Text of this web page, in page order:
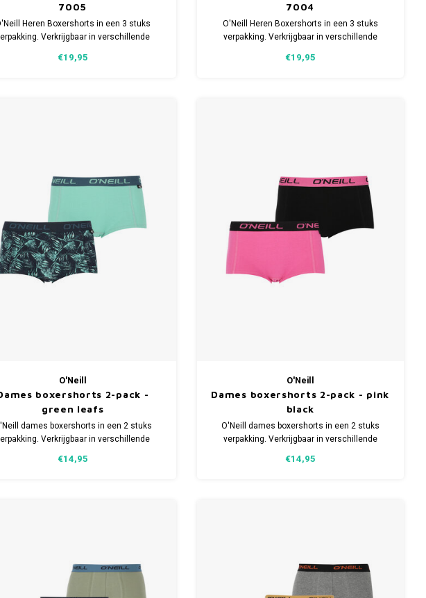
7005
Heren Boxershorts in een 3 stuks
Verkrijgbaar in verschillende
Elastaan.
€19,95
7004
O'Neill Heren Boxershorts in een 3 stuks
verpakking. Verkrijgbaar in verschillende
Elastaan.
€19,95
O'Neill
boxershorts 2-pack -
green leafs
dames boxershorts in een 2 stuks
Verkrijgbaar in verschillende
(duurzaam) en 5% Elastaan.
€14,95
O'Neill
Dames boxershorts 2-pack - pink
black
O'Neill dames boxershorts in een 2 stuks
verpakking. Verkrijgbaar in verschillende
(duurzaam) en 5% Elastaan.
€14,95